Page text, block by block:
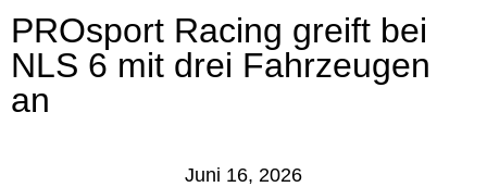
PROsport Racing greift bei
NLS 6 mit drei Fahrzeugen
an
Juni 16, 2026